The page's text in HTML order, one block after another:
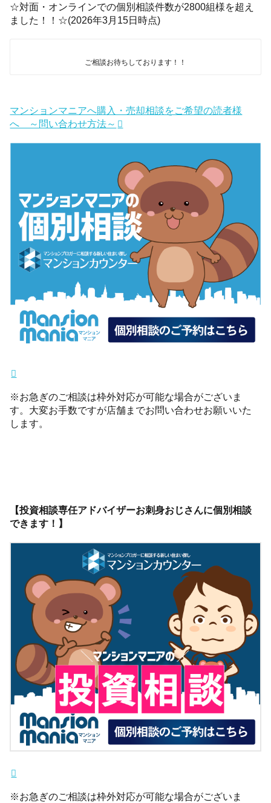
☆対面・オンラインでの個別相談件数が2800組様を超え
ました！！☆(2026年3月15日時点)
ご相談お待ちしております！！
マンションマニアへ購入・売却相談をご希望の読者様
へ ～問い合わせ方法～
※お急ぎのご相談は枠外対応が可能な場合がございま
す。大変お手数ですが店舗までお問い合わせお願いいた
します。
【投資相談専任アドバイザーお刺身おじさんに個別相談
できます！】
※お急ぎのご相談は枠外対応が可能な場合がございま